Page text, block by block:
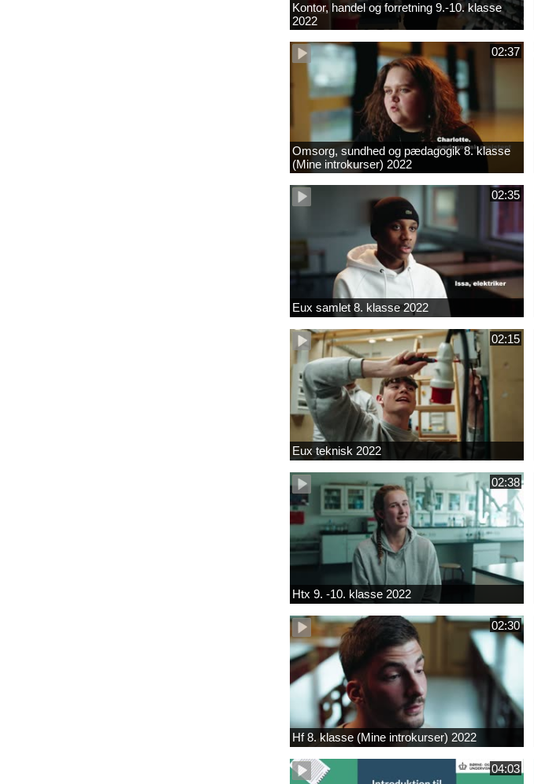
Kontor, handel og forretning 9.-10. klasse
2022
02:37
Omsorg, sundhed og pædagogik 8. klasse
(Mine introkurser) 2022
02:35
Eux samlet 8. klasse 2022
02:15
Eux teknisk 2022
02:38
Htx 9. -10. klasse 2022
02:30
Hf 8. klasse (Mine introkurser) 2022
04:03